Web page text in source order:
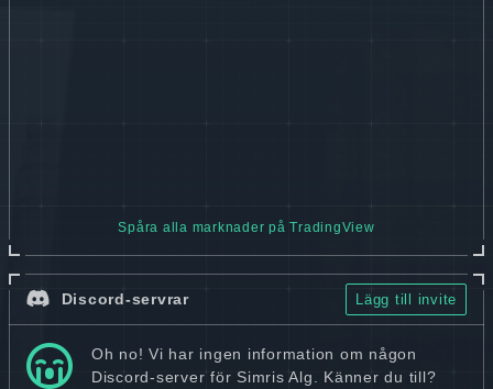
Spåra alla marknader på TradingView
Discord-servrar Lägg till invite
Oh no! Vi har ingen information om någon
Discord-server för Simris Alg. Känner du till?